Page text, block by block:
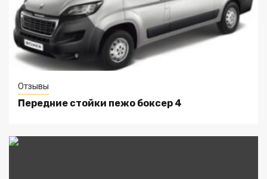
Отзывы
Передние стойки пежо боксер 4